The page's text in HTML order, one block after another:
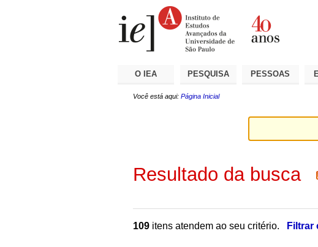
O IEA PESQUISA PESSOAS
Você está aqui: Página Inicial
Resultado da busca
109 itens atendem ao seu critério.
Filtrar